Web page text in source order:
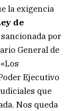
la exigencia
de
sancionada por
General de
Ejecutivo
que
Nos queda